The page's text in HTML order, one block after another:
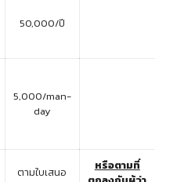
50,000/ปี
5,000/man-
day
ตามใบเสนอ
หรือตามที่